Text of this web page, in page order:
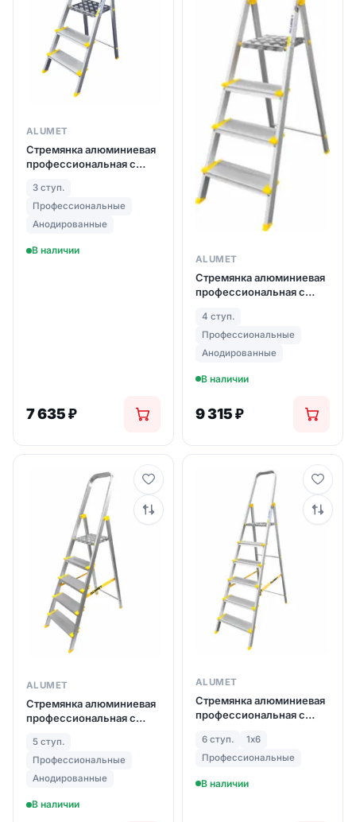
ALUMET
Стремянка алюминиевая
профессиональная с
покрытием (арт. AS703)
3 ступ.
Профессиональные
Анодированные
В наличии
7 635₽
ALUMET
Стремянка алюминиевая
профессиональная с
покрытием (арт. AS704)
4 ступ.
Профессиональные
Анодированные
В наличии
9 315₽
ALUMET
Стремянка алюминиевая
профессиональная с
покрытием (арт. AS705)
5 ступ.
Профессиональные
Анодированные
В наличии
ALUMET
Стремянка алюминиевая
профессиональная с
покрытием (арт. AS706)
6 ступ.
1х6
Профессиональные
В наличии